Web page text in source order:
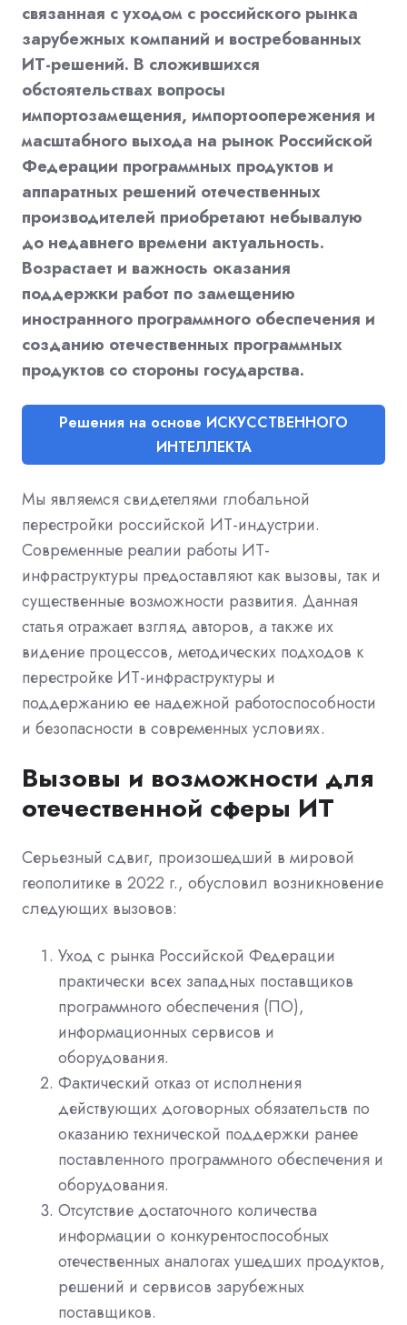
связанная с уходом с российского рынка
зарубежных компаний и востребованных
ИТ-решений. В сложившихся
обстоятельствах вопросы
импортозамещения, импортоопережения и
масштабного выхода на рынок Российской
Федерации программных продуктов и
аппаратных решений отечественных
производителей приобретают небывалую
до недавнего времени актуальность.
Возрастает и важность оказания
поддержки работ по замещению
иностранного программного обеспечения и
созданию отечественных программных
продуктов со стороны государства.
Решения на основе ИСКУССТВЕННОГО
ИНТЕЛЛЕКТА
Мы являемся свидетелями глобальной
перестройки российской ИТ-индустрии.
Современные реалии работы ИТ-
инфраструктуры предоставляют как вызовы, так и
существенные возможности развития. Данная
статья отражает взгляд авторов, а также их
видение процессов, методических подходов к
перестройке ИТ-инфраструктуры и
поддержанию ее надежной работоспособности
и безопасности в современных условиях.
Вызовы и возможности для
отечественной сферы ИТ
Серьезный сдвиг, произошедший в мировой
геополитике в 2022 г., обусловил возникновение
следующих вызовов:
Уход с рынка Российской Федерации
практически всех западных поставщиков
программного обеспечения (ПО),
информационных сервисов и
оборудования.
Фактический отказ от исполнения
действующих договорных обязательств по
оказанию технической поддержки ранее
поставленного программного обеспечения и
оборудования.
Отсутствие достаточного количества
информации о конкурентоспособных
отечественных аналогах ушедших продуктов,
решений и сервисов зарубежных
поставщиков.